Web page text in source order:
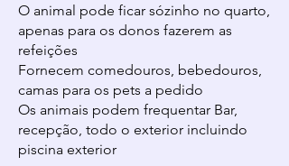
O animal pode ficar sózinho no quarto,
apenas para os donos fazerem as
refeições
Fornecem comedouros, bebedouros,
camas para os pets a pedido
Os animais podem frequentar Bar,
recepção, todo o exterior incluindo
piscina exterior